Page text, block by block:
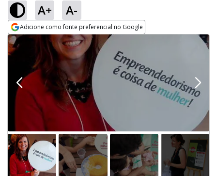
A+ A-
Adicione como fonte preferencial no Google
Opens in new window